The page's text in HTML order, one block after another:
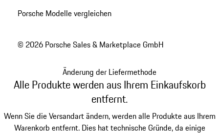
Porsche Modelle vergleichen
© 2026 Porsche Sales & Marketplace GmbH
Änderung der Liefermethode
Alle Produkte werden aus Ihrem Einkaufskorb
entfernt.
Wenn Sie die Versandart ändern, werden alle Produkte aus Ihrem
Warenkorb entfernt. Dies hat technische Gründe, da einige